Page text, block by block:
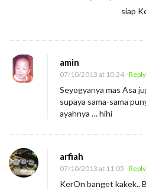
siap
amin
07/10/2013 at 10:24- Reply
Seyogyanya mas Asa
supaya sama-sama
ayahnya … hihi
arfiah
07/10/2013 at 11:05 - Reply
KerOn banget kakek..